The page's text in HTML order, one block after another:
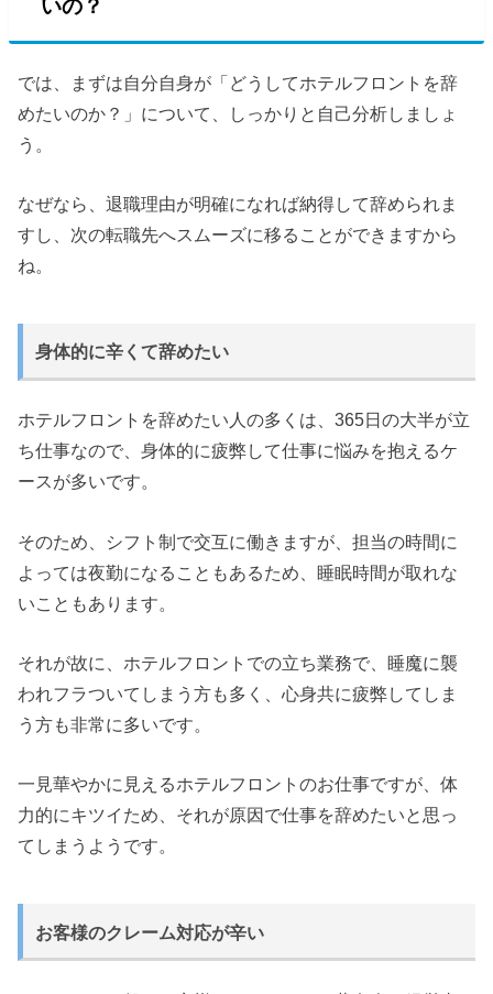
いの？
では、まずは自分自身が「どうしてホテルフロントを辞
めたいのか？」について、しっかりと自己分析しましょ
う。
なぜなら、退職理由が明確になれば納得して辞められま
すし、次の転職先へスムーズに移ることができますから
ね。
身体的に辛くて辞めたい
ホテルフロントを辞めたい人の多くは、365日の大半が立
ち仕事なので、身体的に疲弊して仕事に悩みを抱えるケ
ースが多いです。
そのため、シフト制で交互に働きますが、担当の時間に
よっては夜勤になることもあるため、睡眠時間が取れな
いこともあります。
それが故に、ホテルフロントでの立ち業務で、睡魔に襲
われフラついてしまう方も多く、心身共に疲弊してしま
う方も非常に多いです。
一見華やかに見えるホテルフロントのお仕事ですが、体
力的にキツイため、それが原因で仕事を辞めたいと思っ
てしまうようです。
お客様のクレーム対応が辛い